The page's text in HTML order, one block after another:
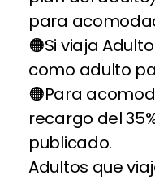
para
Si viaja
como adulto
Para
recargo del
publicado.
Adultos que